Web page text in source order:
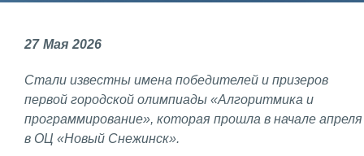
Фундаментальные и прикладные
Газодинамические исследования
Экспериментальная база
Космическая защита Земли
27 Мая 2026
Стали известны имена победителей и призеров
первой городской олимпиады «Алгоритмика и
программирование», которая прошла в начале апреля
в ОЦ «Новый Снежинск».